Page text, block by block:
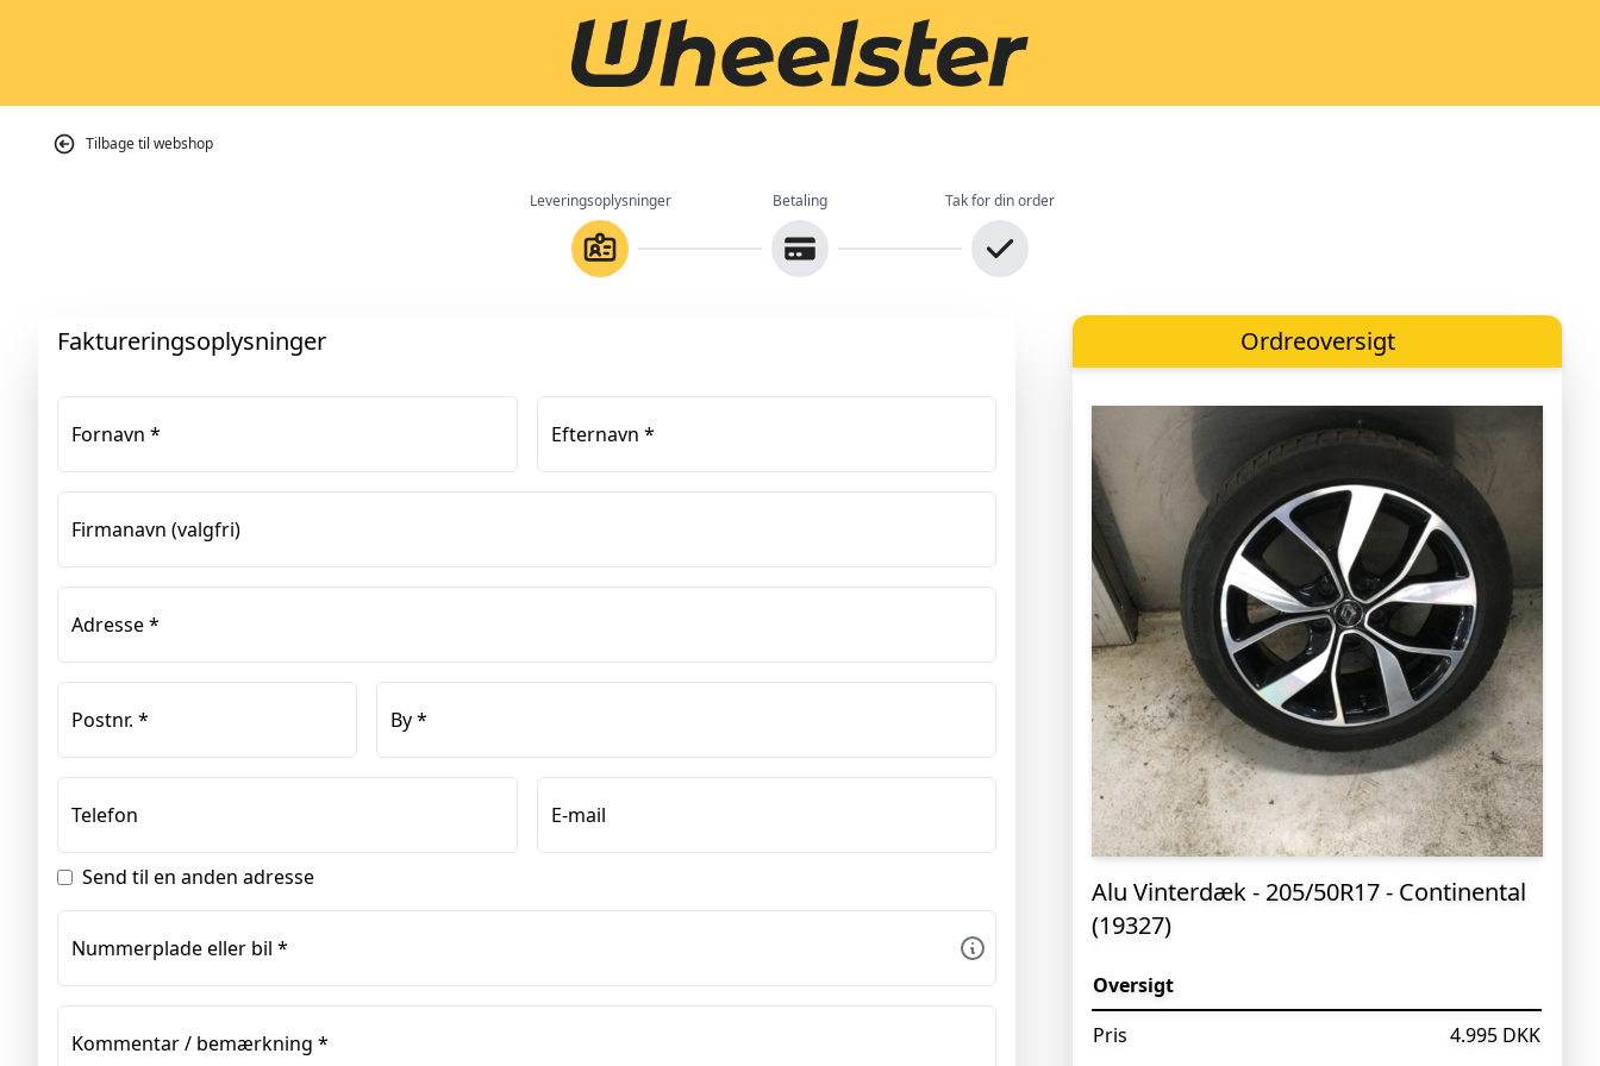
Tilbage til webshop
Leveringsoplysninger Betaling Tak for din order
Ordreoversigt
Alu Vinterdæk - 205/50R17 - Continental
(19327)
Oversigt
Pris
4.995 DKK
Faktureringsoplysninger
Fornavn * Efternavn *
Firmanavn (valgfri)
Adresse*
Postnr. * By*
Telefon E-mail
Send til en anden adresse
Nummerplade eller bil *
Kommentar / bemærkning *